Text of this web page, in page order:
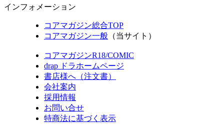
インフォメーション
コアマガジン総合TOP
コアマガジン一般 （当サイト）
コアマガジンR18/COMIC
drap ドラホームページ
書店様へ（注文書）
会社案内
採用情報
お問い合せ
特商法に基づく表示